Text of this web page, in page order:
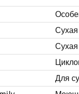
Сухая
Для